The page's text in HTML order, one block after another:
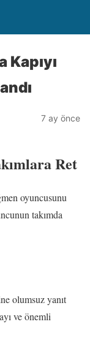
7 ay önce
Ret
oyuncusunu
takımda
olumsuz yanıt
ve önemli